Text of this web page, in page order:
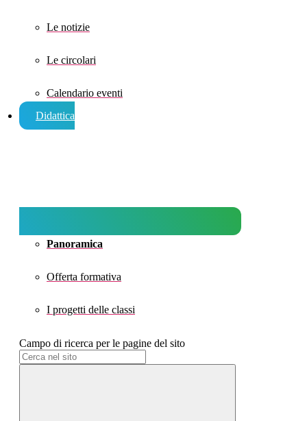
Le notizie
Le circolari
Calendario eventi
Didattica
Panoramica
Offerta formativa
I progetti delle classi
Campo di ricerca per le pagine del sito